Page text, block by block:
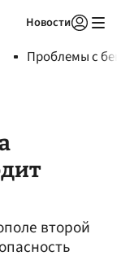
Новости
Проблемы с
второй